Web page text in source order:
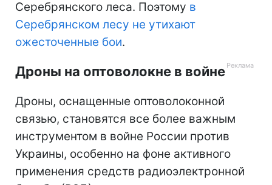
Серебрянского леса. Поэтому в
Серебрянском лесу не утихают
ожесточенные бои.
Дроны на оптоволокне в войне
Дроны, оснащенные оптоволоконной
связью, становятся все более важным
инструментом в войне России против
Украины, особенно на фоне активного
применения средств радиоэлектронной